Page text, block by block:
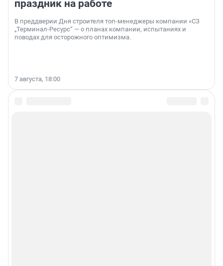
праздник на работе
В преддверии Дня строителя топ-менеджеры компании «СЗ
„Терминал-Ресурс“ — о планах компании, испытаниях и
поводах для осторожного оптимизма.
7 августа, 18:00